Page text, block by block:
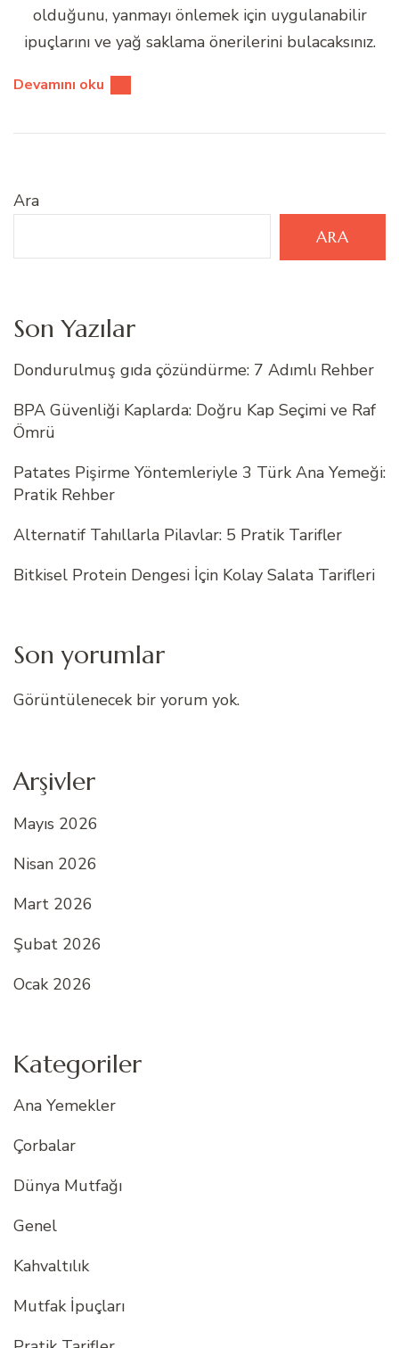
olduğunu, yanmayı önlemek için uygulanabilir
ipuçlarını ve yağ saklama önerilerini bulacaksınız.
Devamını oku
Ara
ARA
Son Yazılar
Dondurulmuş gıda çözündürme: 7 Adımlı Rehber
BPA Güvenliği Kaplarda: Doğru Kap Seçimi ve Raf
Ömrü
Patates Pişirme Yöntemleriyle 3 Türk Ana Yemeği:
Pratik Rehber
Alternatif Tahıllarla Pilavlar: 5 Pratik Tarifler
Bitkisel Protein Dengesi İçin Kolay Salata Tarifleri
Son yorumlar
Görüntülenecek bir yorum yok.
Arşivler
Mayıs 2026
Nisan 2026
Mart 2026
Şubat 2026
Ocak 2026
Kategoriler
Ana Yemekler
Çorbalar
Dünya Mutfağı
Genel
Kahvaltılık
Mutfak İpuçları